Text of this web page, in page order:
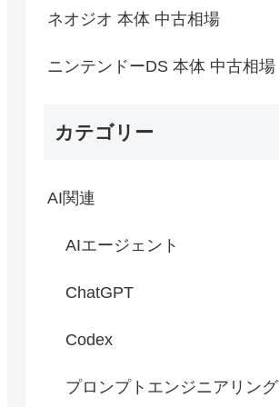
ネオジオ 本体 中古相場
ニンテンドーDS 本体 中古相場
カテゴリー
AI関連
AIエージェント
ChatGPT
Codex
プロンプトエンジニアリング